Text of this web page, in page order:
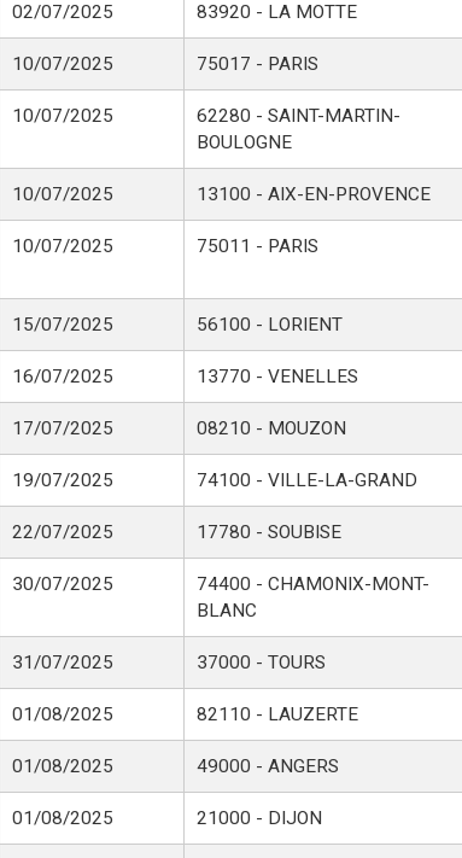
02/07/2025 83920 - LA MOTTE
10/07/2025 75017 - PARIS
10/07/2025
62280 - SAINT-MARTIN-
BOULOGNE
10/07/2025 13100 - AIX-EN-PROVENCE
10/07/2025 75011 - PARIS
15/07/2025 56100 - LORIENT
16/07/2025 13770 - VENELLES
17/07/2025 08210 - MOUZON
19/07/2025 74100 - VILLE-LA-GRAND
22/07/2025 17780 - SOUBISE
30/07/2025
74400 - CHAMONIX-MONT-
BLANC
31/07/2025 37000 - TOURS
01/08/2025 82110 - LAUZERTE
01/08/2025 49000 - ANGERS
01/08/2025 21000 - DIJON